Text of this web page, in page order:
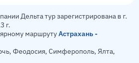
Дельта тур зарегистрирована в г.
г.
маршрутуАстрахань -
Феодосия, Симферополь, Ялта,